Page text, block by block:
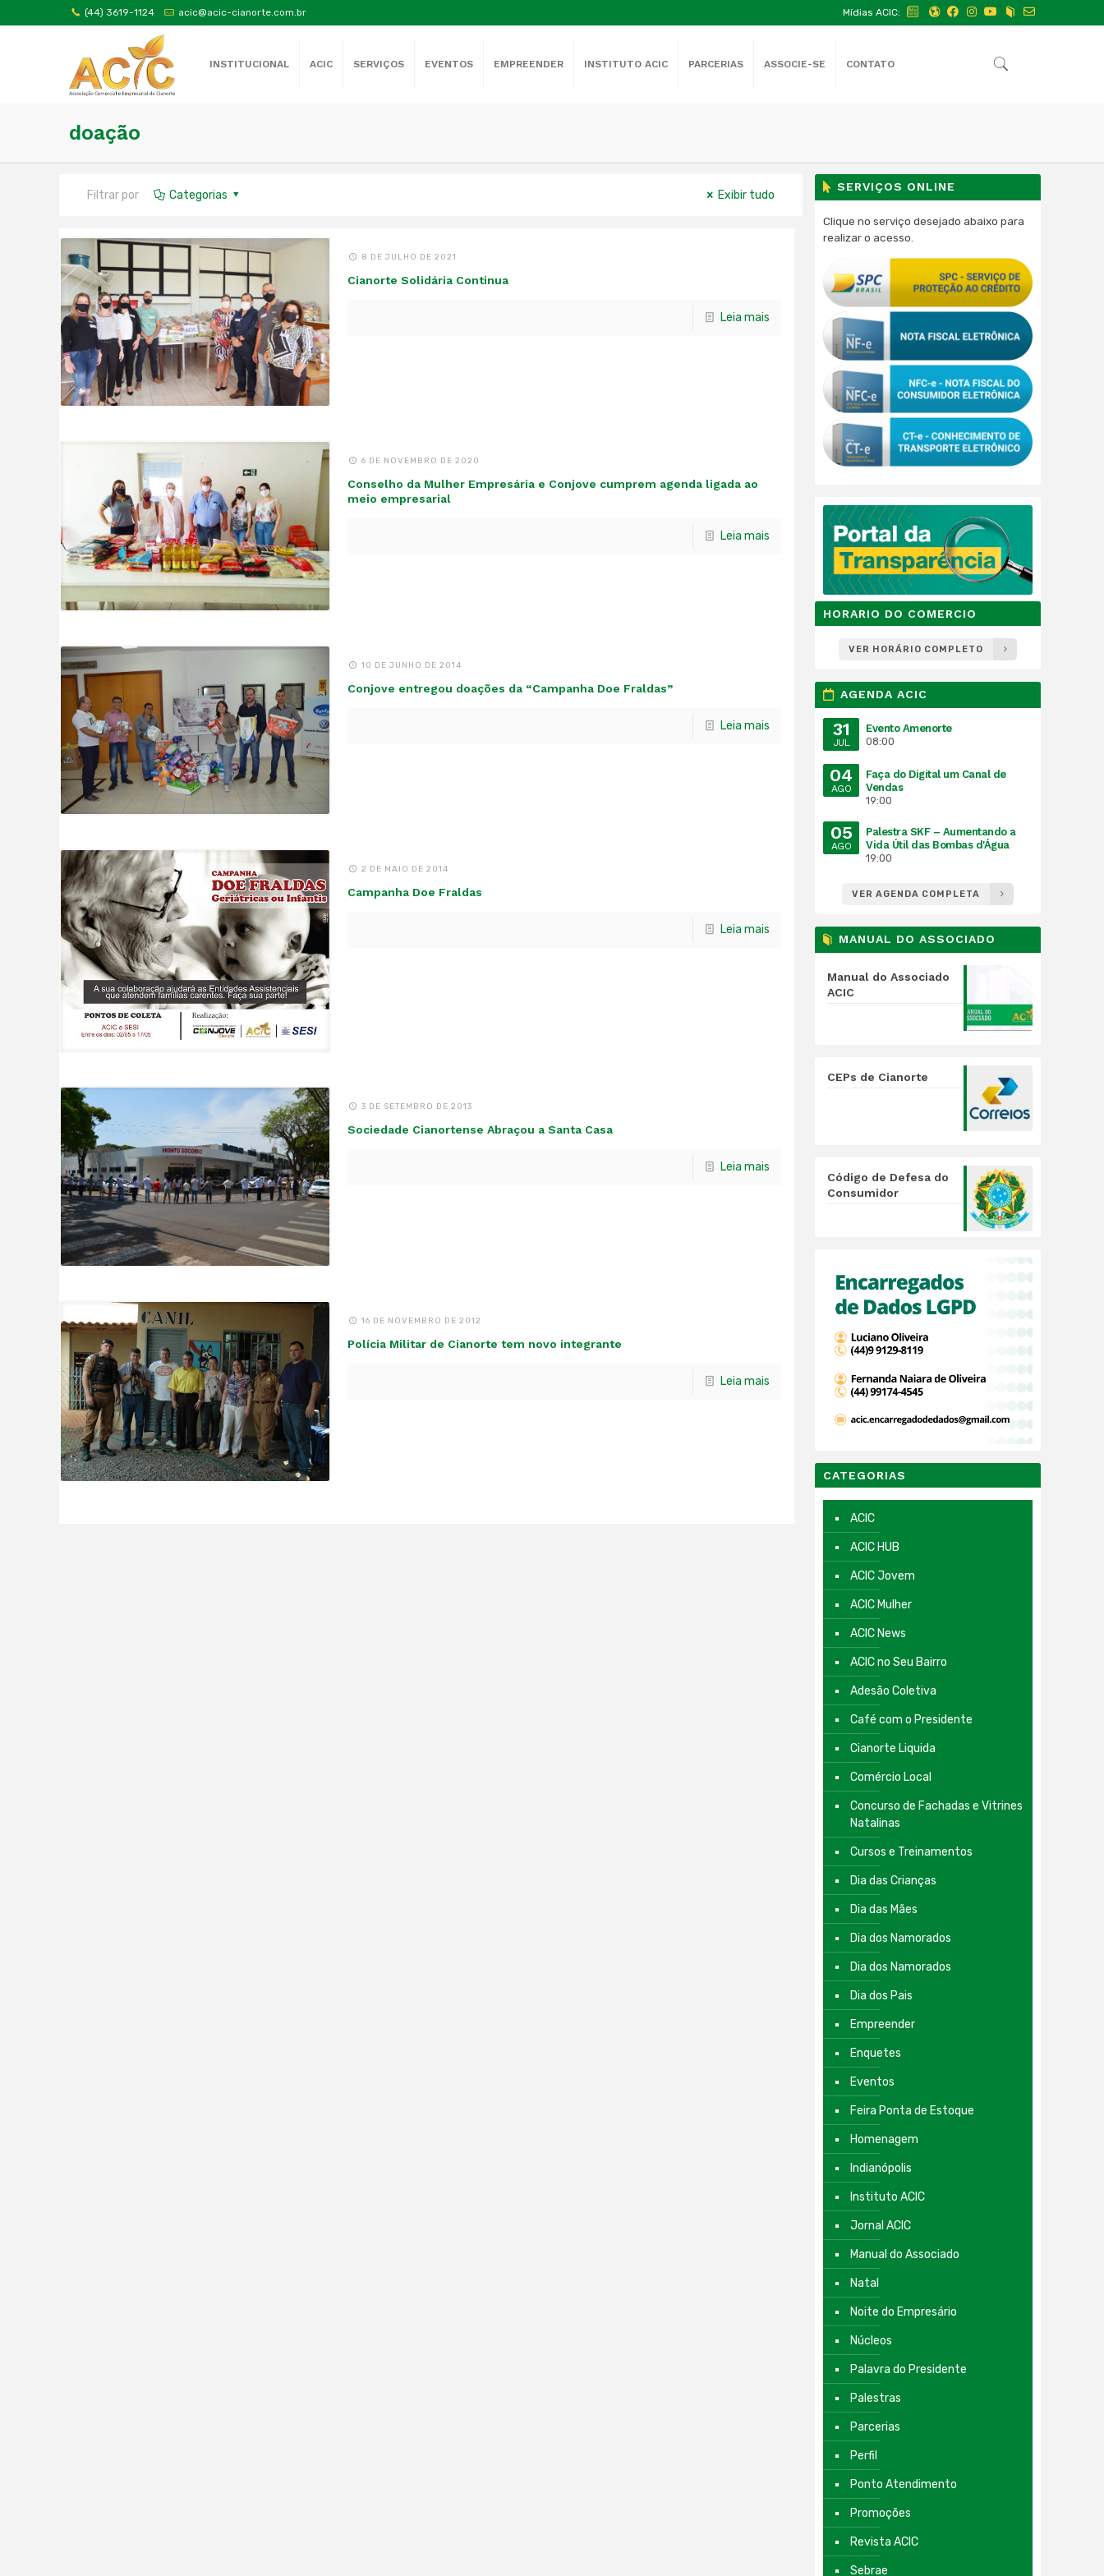
(44) 3619-1124 acic@acic-cianorte.com.br Mídias ACIC:
INSTITUCIONAL ACIC SERVIÇOS EVENTOS EMPREENDER INSTITUTO ACIC PARCERIAS ASSOCIE-SE CONTATO
doação
Filtrar por Categorias Exibir tudo
8 DE JULHO DE 2021
Cianorte Solidária Continua
Leia mais
6 DE NOVEMBRO DE 2020
Conselho da Mulher Empresária e Conjove cumprem agenda ligada ao
meio empresarial
Leia mais
10 DE JUNHO DE 2014
Conjove entregou doações da “Campanha Doe Fraldas”
Leia mais
2 DE MAIO DE 2014
Campanha Doe Fraldas
Leia mais
3 DE SETEMBRO DE 2013
Sociedade Cianortense Abraçou a Santa Casa
Leia mais
16 DE NOVEMBRO DE 2012
Polícia Militar de Cianorte tem novo integrante
Leia mais
SERVIÇOS ONLINE
Clique no serviço desejado abaixo para
realizar o acesso.
HORARIO DO COMERCIO
VER HORÁRIO COMPLETO
AGENDA ACIC
31
JUL
Evento Amenorte
08:00
04
AGO
Faça do Digital um Canal de
Vendas
19:00
05
AGO
Palestra SKF – Aumentando a
Vida Útil das Bombas d'Água
19:00
VER AGENDA COMPLETA
MANUAL DO ASSOCIADO
Manual do Associado
ACIC
CEPs de Cianorte
Código de Defesa do
Consumidor
CATEGORIAS
ACIC
ACIC HUB
ACIC Jovem
ACIC Mulher
ACIC News
ACIC no Seu Bairro
Adesão Coletiva
Café com o Presidente
Cianorte Liquida
Comércio Local
Concurso de Fachadas e Vitrines
Natalinas
Cursos e Treinamentos
Dia das Crianças
Dia das Mães
Dia dos Namorados
Dia dos Namorados
Dia dos Pais
Empreender
Enquetes
Eventos
Feira Ponta de Estoque
Homenagem
Indianópolis
Instituto ACIC
Jornal ACIC
Manual do Associado
Natal
Noite do Empresário
Núcleos
Palavra do Presidente
Palestras
Parcerias
Perfil
Ponto Atendimento
Promoções
Revista ACIC
Sebrae